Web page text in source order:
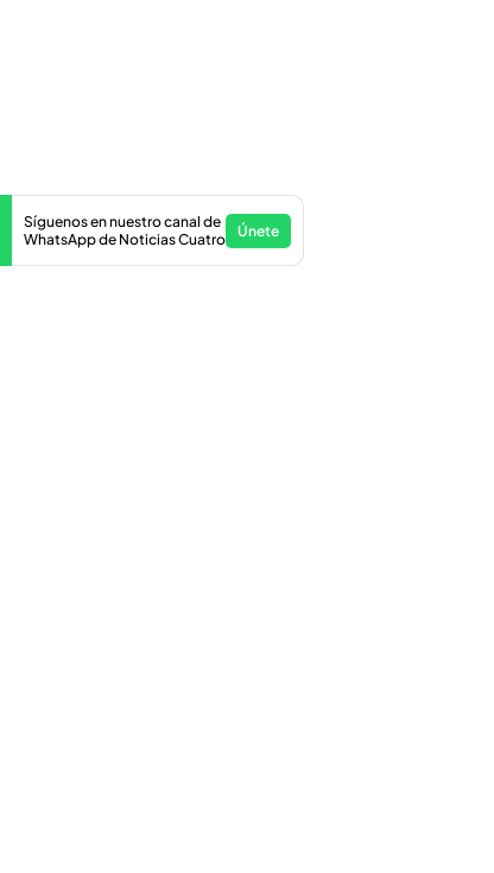
Síguenos en nuestro canal de
WhatsApp de Noticias Cuatro
Únete